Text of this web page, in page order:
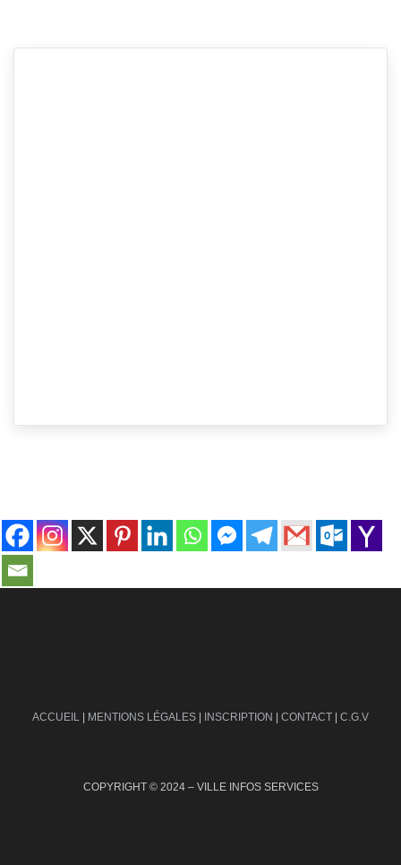
ACCUEIL | MENTIONS LÉGALES | INSCRIPTION | CONTACT | C.G.V
COPYRIGHT © 2024 – VILLE INFOS SERVICES